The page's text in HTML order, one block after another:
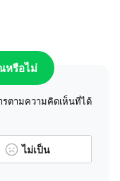
หรือไม่
รตามความคิดเห็นที่ได้
ไม่เป็น